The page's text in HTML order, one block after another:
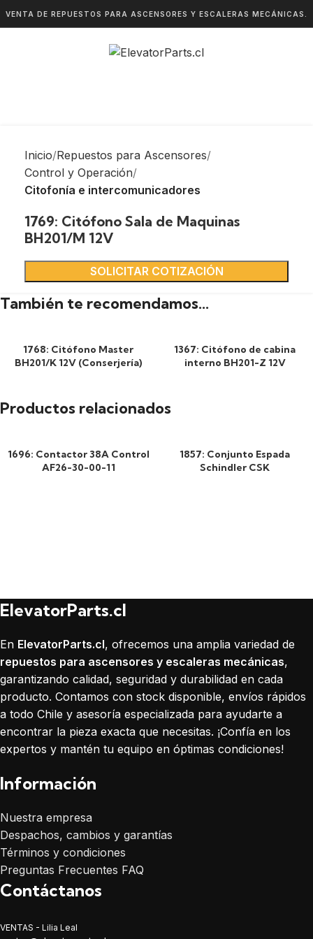
VENTA DE REPUESTOS PARA ASCENSORES Y ESCALERAS MECÁNICAS.
Inicio Repuestos para Ascensores
Control y Operación
Citofonía e intercomunicadores
1769: Citófono Sala de Maquinas
BH201/M 12V
SOLICITAR COTIZACIÓN
También te recomendamos…
1768: Citófono Master
BH201/K 12V (Conserjería)
1367: Citófono de cabina
interno BH201-Z 12V
Productos relacionados
1696: Contactor 38A Control
AF26-30-00-11
1857: Conjunto Espada
Schindler CSK
ElevatorParts.cl
En ElevatorParts.cl, ofrecemos una amplia variedad de
repuestos para ascensores y escaleras mecánicas,
garantizando calidad, seguridad y durabilidad en cada
producto. Contamos con stock disponible, envíos rápidos
a todo Chile y asesoría especializada para ayudarte a
encontrar la pieza exacta que necesitas. ¡Confía en los
expertos y mantén tu equipo en óptimas condiciones!
Información
Nuestra empresa
Despachos, cambios y garantías
Términos y condiciones
Preguntas Frecuentes FAQ
Contáctanos
VENTAS - Lilia Leal